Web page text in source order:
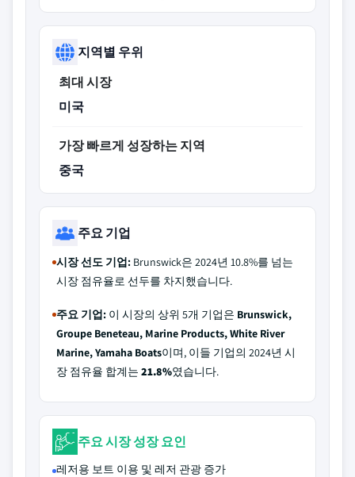
지역별 우위
최대 시장
미국
가장 빠르게 성장하는 지역
중국
주요 기업
시장 선도 기업: Brunswick은 2024년 10.8%를 넘는
시장 점유율로 선두를 차지했습니다.
주요 기업: 이 시장의 상위 5개 기업은 Brunswick,
Groupe Beneteau, Marine Products, White River
Marine, Yamaha Boats이며, 이들 기업의 2024년 시
장 점유율 합계는 21.8%였습니다.
주요 시장 성장 요인
레저용 보트 이용 및 레저 관광 증가